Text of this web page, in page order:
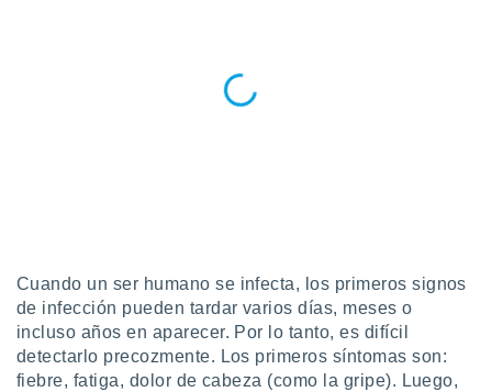
de
Cuando un ser humano se infecta, los primeros signos
de infección pueden tardar varios días, meses o
incluso años en aparecer. Por lo tanto, es difícil
detectarlo precozmente. Los primeros síntomas son:
fiebre, fatiga, dolor de cabeza (como la gripe). Luego,